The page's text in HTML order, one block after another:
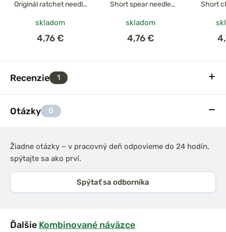
Originál ratchet needle
skladom
4,76 €
Short spear needle
skladom
4,76 €
Short
Recenzie 1
Otázky 0
Žiadne otázky – v pracovný deň odpovieme do 24 hodín,
spýtajte sa ako prví.
Spýtať sa odborníka
Ďalšie Kombinované náväzce